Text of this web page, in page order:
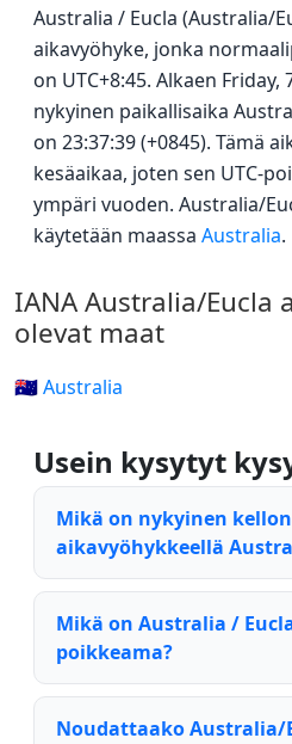
Australia / Eucla (Australia/
aikavyöhyke, jonka
on UTC+8:45. Alkaen Friday,
nykyinen paikallisaika
on 23:37:39 (+0845). Tämä
kesäaikaa, joten sen UTC-
ympäri vuoden. Australia/
käytetään maassa Australia.
IANA Australia/Eucla
olevat maat
🇦🇺 Australia
Usein kysytyt
Mikä on nykyinen
aikavyöhykkeellä
Mikä on Australia /
poikkeama?
Noudattaako Australia/